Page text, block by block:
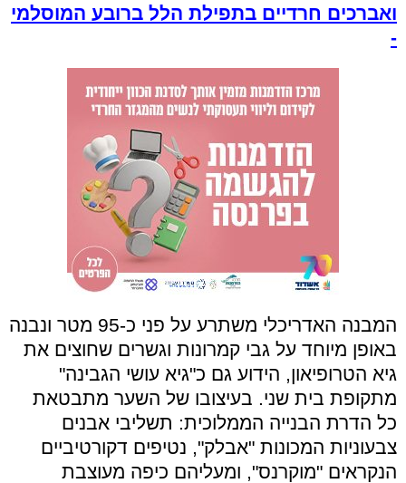
ואברכים חרדיים בתפילת הלל ברובע המוסלמי
-
המבנה האדריכלי משתרע על פני כ-95 מטר ונבנה
באופן מיוחד על גבי קמרונות וגשרים שחוצים את
גיא הטרופיאון, הידוע גם כ"גיא עושי הגבינה"
מתקופת בית שני. בעיצובו של השער מתבטאת
כל הדרת הבנייה הממלוכית: תשליבי אבנים
צבעוניות המכונות "אבלק", נטיפים דקורטיביים
הנקראים "מוקרנס", ומעליהם כיפה מעוצבת